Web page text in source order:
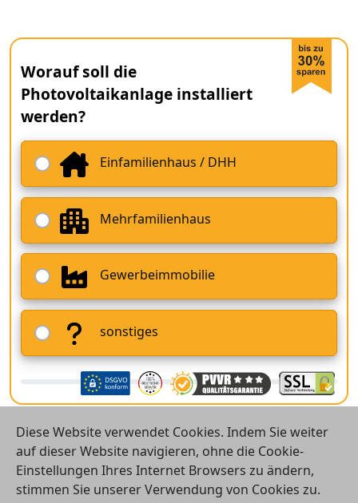
Worauf soll die
Photovoltaikanlage installiert
werden?
Einfamilienhaus / DHH
Mehrfamilienhaus
Gewerbeimmobilie
sonstiges
© 2026 Vergleichsrechner24 GmbH
Diese Website verwendet Cookies. Indem Sie weiter
auf dieser Website navigieren, ohne die Cookie-
Einstellungen Ihres Internet Browsers zu ändern,
stimmen Sie unserer Verwendung von Cookies zu.